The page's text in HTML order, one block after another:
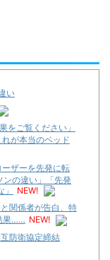
い
をご覧ください」
が本当のベッド
ーザーを先発に転
の違い」「先発
NEW!
関係者が告白、特
果…… NEW!
防衛協定締結